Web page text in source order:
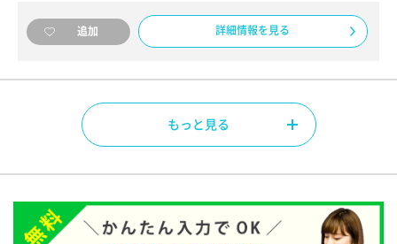
追加 詳細情報を見る
もっと見る